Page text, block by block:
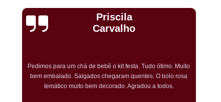
Kit Completo de Festa Pq Bristol
Kit Completo Festa Sacomã
Kit Festa
Kit Festa Infantil Completo
Cristiane Dramali de
Oliveira
encomendei para o aniversário da minha mãe! Todos os
convidados gostaram muito! O preço também foi excelente e
tornarei a encomendar!